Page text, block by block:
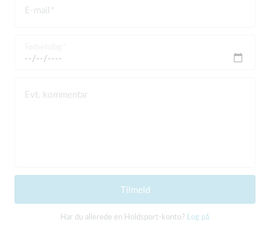
E-mail
Evt. kommentar
Tilmeld
Har du allerede en Holdsport-konto? Log på